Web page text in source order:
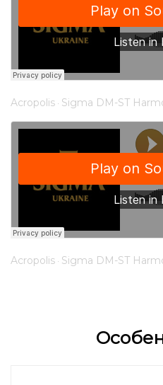
Acropolis · Sigma DM-ST
Acropolis · Sigma DM-ST